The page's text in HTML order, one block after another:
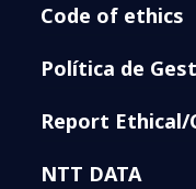
Code of ethics
Política de
Report Ethical/
NTT DATA